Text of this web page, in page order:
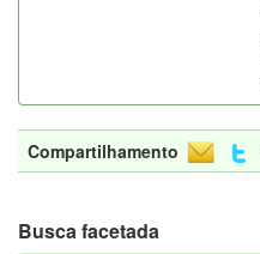
Compartilhamento
Busca facetada